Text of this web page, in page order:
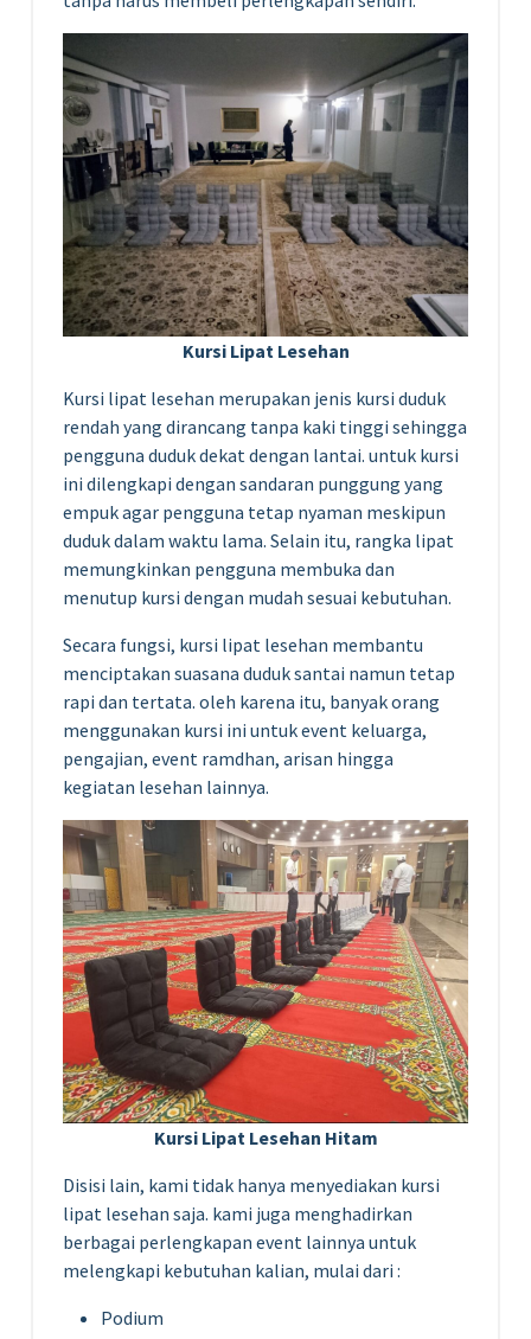
Kursi Lipat Lesehan
Kursi lipat lesehan merupakan jenis kursi duduk
rendah yang dirancang tanpa kaki tinggi sehingga
pengguna duduk dekat dengan lantai. untuk kursi
ini dilengkapi dengan sandaran punggung yang
empuk agar pengguna tetap nyaman meskipun
duduk dalam waktu lama. Selain itu, rangka lipat
memungkinkan pengguna membuka dan
menutup kursi dengan mudah sesuai kebutuhan.
Secara fungsi, kursi lipat lesehan membantu
menciptakan suasana duduk santai namun tetap
rapi dan tertata. oleh karena itu, banyak orang
menggunakan kursi ini untuk event keluarga,
pengajian, event ramdhan, arisan hingga
kegiatan lesehan lainnya.
Kursi Lipat Lesehan Hitam
Disisi lain, kami tidak hanya menyediakan kursi
lipat lesehan saja. kami juga menghadirkan
berbagai perlengkapan event lainnya untuk
melengkapi kebutuhan kalian, mulai dari :
Podium